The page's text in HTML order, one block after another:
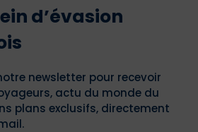
d’évasion
newsletter pour recevoir
actu du monde du
plans exclusifs, directement